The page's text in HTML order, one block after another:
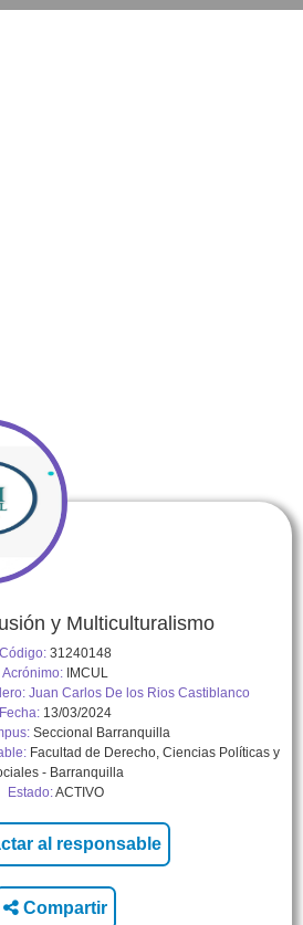
y Multiculturalismo
Código: 31240148
Acrónimo: IMCUL
Juan Carlos De los Rios Castiblanco
Fecha: 13/03/2024
Seccional Barranquilla
Facultad de Derecho, Ciencias Políticas y
- Barranquilla
Estado:ACTIVO
Compartir